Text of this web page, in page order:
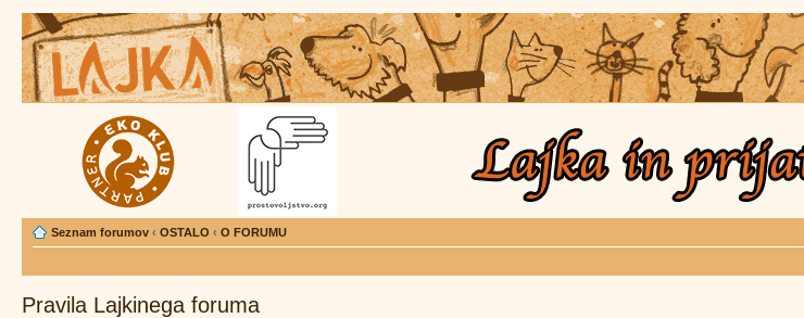
Seznam forumov ‹ OSTALO ‹ O FORUMU
Pravila Lajkinega foruma